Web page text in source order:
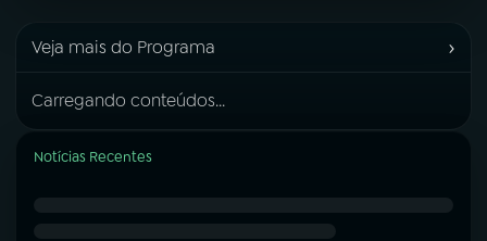
Veja mais do Programa ›
Carregando conteúdos...
Notícias Recentes